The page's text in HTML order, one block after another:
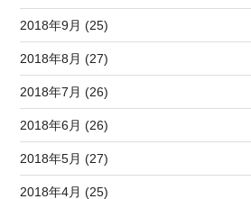
2018年9月 (25)
2018年8月 (27)
2018年7月 (26)
2018年6月 (26)
2018年5月 (27)
2018年4月 (25)